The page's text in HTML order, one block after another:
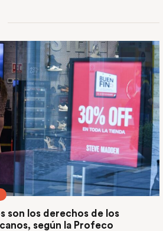
son los derechos de los
según la Profeco